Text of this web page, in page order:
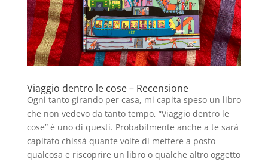
Viaggio dentro le cose – Recensione
Ogni tanto girando per casa, mi capita speso un libro
che non vedevo da tanto tempo, “Viaggio dentro le
cose” è uno di questi. Probabilmente anche a te sarà
capitato chissà quante volte di mettere a posto
qualcosa e riscoprire un libro o qualche altro oggetto